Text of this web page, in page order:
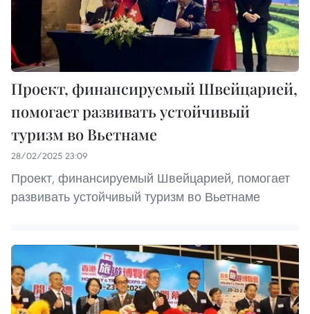
Проект, финансируемый Швейцарией,
помогает развивать устойчивый
туризм во Вьетнаме
28/02/2025 23:09
Проект, финансируемый Швейцарией, помогает
развивать устойчивый туризм во Вьетнаме